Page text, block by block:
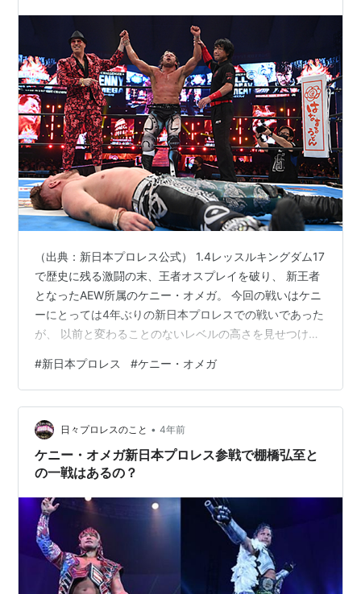
（出典：新日本プロレス公式） 1.4レッスルキングダム17
で歴史に残る激闘の末、王者オスプレイを破り、 新王者
となったAEW所属のケニー・オメガ。 今回の戦いはケニ
ーにとっては4年ぶりの新日本プロレスでの戦いであった
が、 以前と変わることのないレベルの高さを見せつけ
のではないだろうか。 そんな新王者となったケニー・オ
メガだが、タイトルを獲得したということは 今後その防
衛戦を各所で行っていくことになるはずだ。 そしてケニ
ーは今後の防衛戦の構想を東スポのインタビューで この
ように語っている。 👇 新日本でもＡＥＷでもどちらでも
やりたい。俺がかつて…
#新日本プロレス #ケニー・オメガ
日々プロレスのこと • 4年前
ケニー・オメガ新日本プロレス参戦で棚橋弘至と
の一戦はあるの？